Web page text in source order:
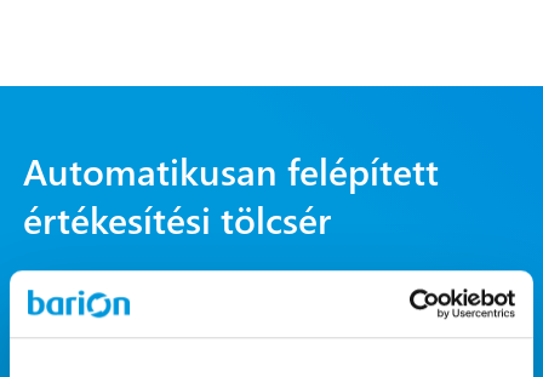
Automatikusan felépített
értékesítési tölcsér
A Barion Metrics elemzi a látogatói adatokat és lebontja
lépésekre, hogy a webshopba érkezéstől kezdve a fizetésig